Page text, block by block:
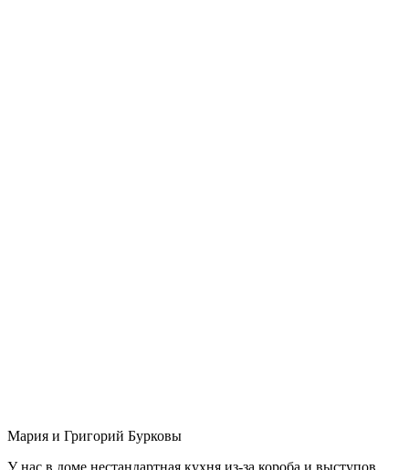
Мария и Григорий Бурковы
У нас в доме нестандартная кухня из-за короба и выступов,